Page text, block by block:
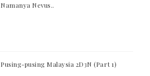
Namanya Nevus..
Pusing-pusing Malaysia 2D3N (Part 1)